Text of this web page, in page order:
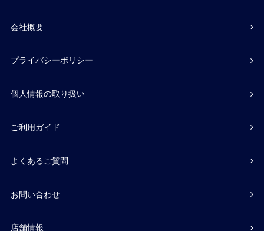
会社概要
プライバシーポリシー
個人情報の取り扱い
ご利用ガイド
よくあるご質問
お問い合わせ
店舗情報